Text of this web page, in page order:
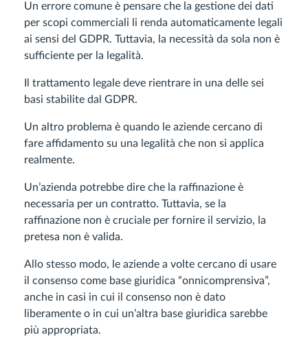
Un errore comune è pensare che la gestione dei dati
per scopi commerciali li renda automaticamente legali
ai sensi del GDPR. Tuttavia, la necessità da sola non è
sufficiente per la legalità.
Il trattamento legale deve rientrare in una delle sei
basi stabilite dal GDPR.
Un altro problema è quando le aziende cercano di
fare affidamento su una legalità che non si applica
realmente.
Un’azienda potrebbe dire che la raffinazione è
necessaria per un contratto. Tuttavia, se la
raffinazione non è cruciale per fornire il servizio, la
pretesa non è valida.
Allo stesso modo, le aziende a volte cercano di usare
il consenso come base giuridica “onnicomprensiva”,
anche in casi in cui il consenso non è dato
liberamente o in cui un’altra base giuridica sarebbe
più appropriata.